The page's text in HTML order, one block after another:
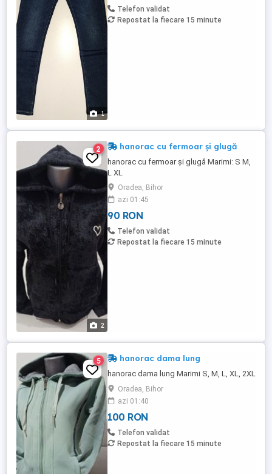
1
Telefon validat
Repostat la fiecare 15 minute
2
2 hanorac cu fermoar și glugă
hanorac cu fermoar și glugă Marimi: S M,
L XL
Oradea, Bihor
azi 01:45
90 RON
Telefon validat
Repostat la fiecare 15 minute
5 hanorac dama lung
hanorac dama lung Marimi S, M, L, XL, 2XL
Oradea, Bihor
azi 01:40
100 RON
Telefon validat
Repostat la fiecare 15 minute